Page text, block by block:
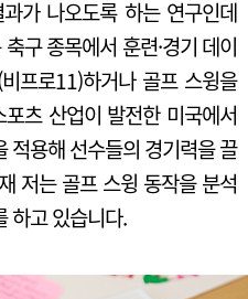
가 나오도록 하는 연구인데
구 종목에서 훈련·경기 데이
프로11)하거나 골프 스윙을
츠 산업이 발전한 미국에서
적용해 선수들의 경기력을 끌
저는 골프 스윙 동작을 분석
하고 있습니다.